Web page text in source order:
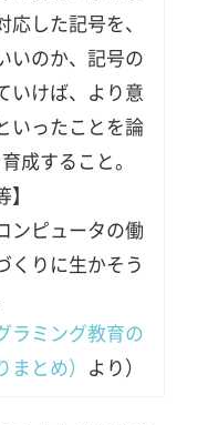
応した記号を、
いのか、記号の
いけば、より意
いったことを論
成すること。
】
ンピュータの働
くりに生かそう
ラミング教育の
まとめ）
より）